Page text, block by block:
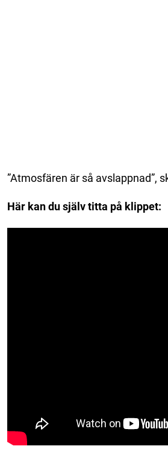
”Atmosfären är så avslappnad”,
Här kan du själv titta på klippet: